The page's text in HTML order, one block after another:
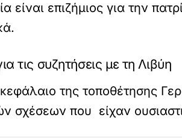
είναι επιζήμιος για την
τις συζητήσεις με τη Λιβύη
της τοποθέτησης
σχέσεων που είχαν